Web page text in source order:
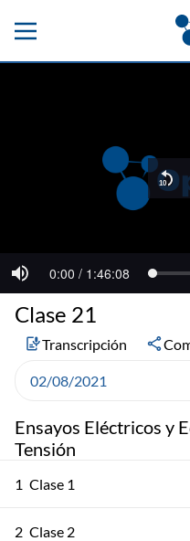
Ensayos Eléctricos y
Tensión
1 Clase 1
2 Clase 2
Clase 21
Transcripción
02/08/2021